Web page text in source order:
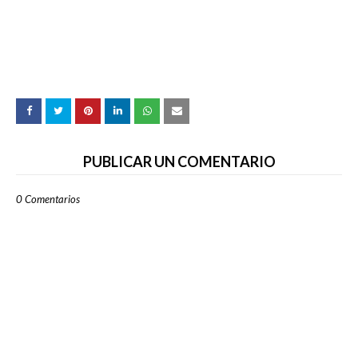
PUBLICAR UN COMENTARIO
0 Comentarios